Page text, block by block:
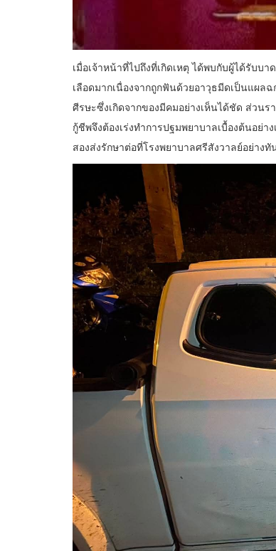
เมื่อเจ้าหน้าที่ไปถึงที่เกิดเหตุ ได้พบกับผู้ได้รับบ
เลือดมากเนื่องจากถูกฟันด้วยอาวุธมีดเป็นแผ
ศีรษะซึ่งเกิดจากของมีคมอย่างเห็นได้ชัด ส่วน
กู้ชีพจึงต้องเร่งทำการปฐมพยาบาลเบื้องต้นอย่
สองส่งรักษาต่อที่โรงพยาบาลศรีสังวาลย์อย่างทั